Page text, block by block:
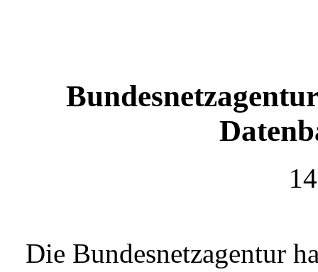
Die Bundesnetzagentur